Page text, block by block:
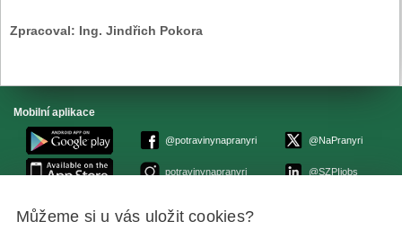
Zpracoval: Ing. Jindřich Pokora
Mobilní aplikace
@potravinynapranyri
potravinynapranyri
@NaPranyri
@SZPIjobs
© Státní zemědělská a potravinářská inspekce 2026.
Můžeme si u vás uložit cookies?